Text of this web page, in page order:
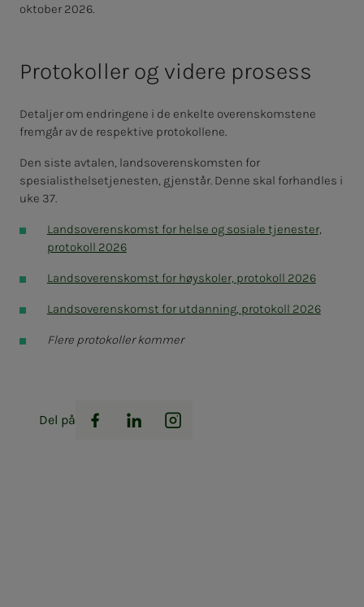
oktober 2026.
Protokoller og videre prosess
Detaljer om endringene i de enkelte overenskomstene
fremgår av de respektive protokollene.
Den siste avtalen, landsoverenskomsten for
spesialisthelsetjenesten, gjenstår. Denne skal forhandles i
uke 37.
Landsoverenskomst for helse og sosiale tjenester,
protokoll 2026
Landsoverenskomst for høyskoler, protokoll 2026
Landsoverenskomst for utdanning, protokoll 2026
Flere protokoller kommer
Del på
Facebook
LinkedInInstagram